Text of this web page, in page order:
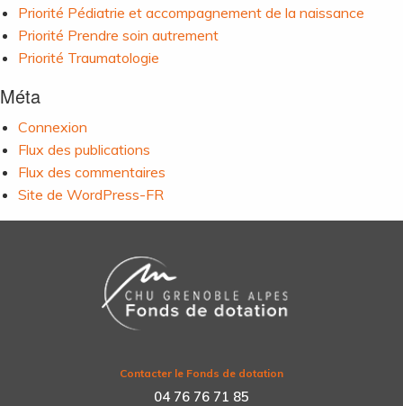
Priorité Pédiatrie et accompagnement de la naissance
Priorité Prendre soin autrement
Priorité Traumatologie
Méta
Connexion
Flux des publications
Flux des commentaires
Site de WordPress-FR
Contacter le Fonds de dotation
04 76 76 71 85